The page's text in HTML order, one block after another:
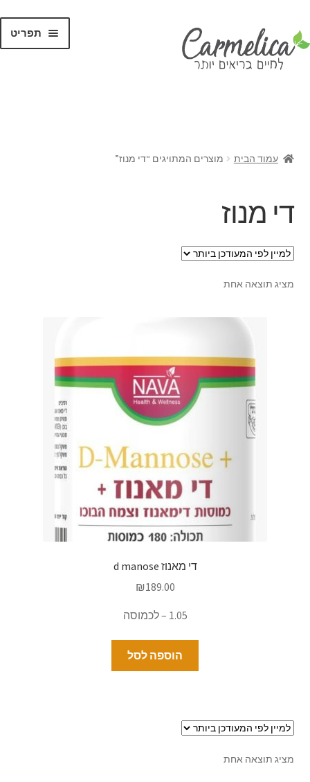
תפריט
עמוד הבית מוצרים המתויגים “די מנוז”
די מנוז
מציג תוצאה אחת
די מאנוז d manose
₪189.00
1.05 – לכמוסה
הוספה לסל
מציג תוצאה אחת